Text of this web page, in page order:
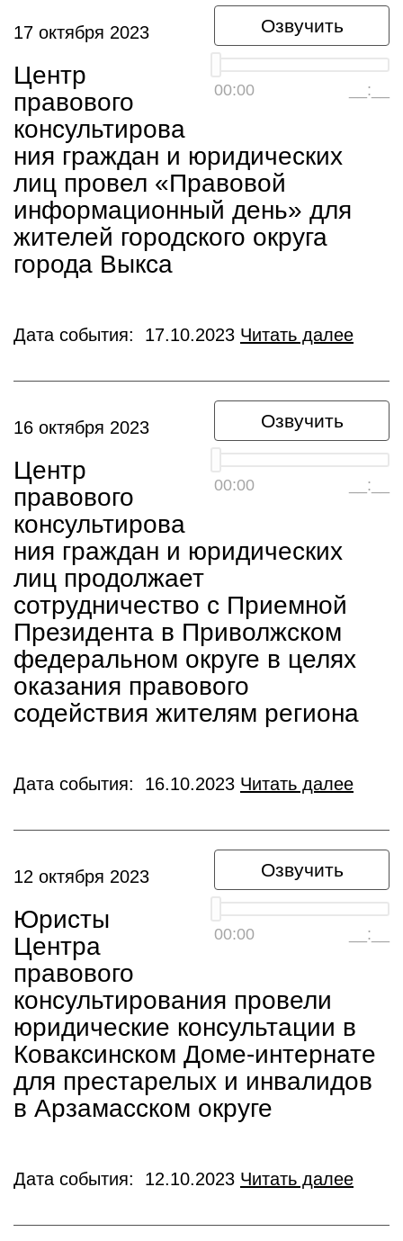
Озвучить
00:00 __:__
17 октября 2023
Центр
правового
консультирова
ния граждан и юридических
лиц провел «Правовой
информационный день» для
жителей городского округа
города Выкса
Дата события: 17.10.2023 Читать далее
Озвучить
00:00 __:__
16 октября 2023
Центр
правового
консультирова
ния граждан и юридических
лиц продолжает
сотрудничество с Приемной
Президента в Приволжском
федеральном округе в целях
оказания правового
содействия жителям региона
Дата события: 16.10.2023 Читать далее
Озвучить
00:00 __:__
12 октября 2023
Юристы
Центра
правового
консультирования провели
юридические консультации в
Коваксинском Доме-интернате
для престарелых и инвалидов
в Арзамасском округе
Дата события: 12.10.2023 Читать далее